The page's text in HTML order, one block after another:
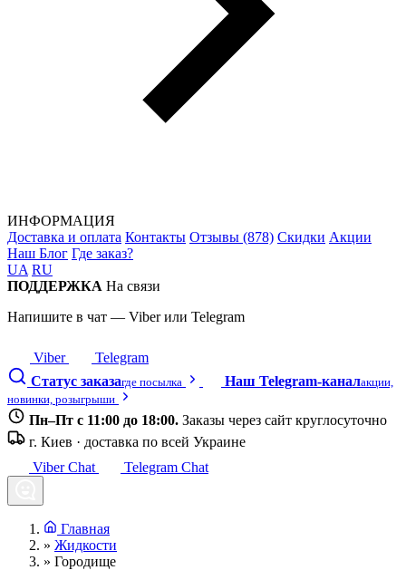
ИНФОРМАЦИЯ
Доставка и оплата Контакты Отзывы (878) Скидки Акции
Наш Блог Где заказ?
UA RU
ПОДДЕРЖКА На связи
Напишите в чат — Viber или Telegram
Viber
Telegram
Статус заказагде посылка Наш Telegram-каналакции,
новинки, розыгрыши
Пн–Пт с 11:00 до 18:00. Заказы через сайт круглосуточно
г. Киев · доставка по всей Украине
Viber Chat
Telegram Chat
Главная
» Жидкости
» Городище